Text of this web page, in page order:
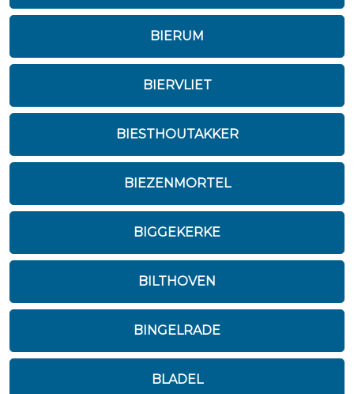
BIERUM
BIERVLIET
BIESTHOUTAKKER
BIEZENMORTEL
BIGGEKERKE
BILTHOVEN
BINGELRADE
BLADEL